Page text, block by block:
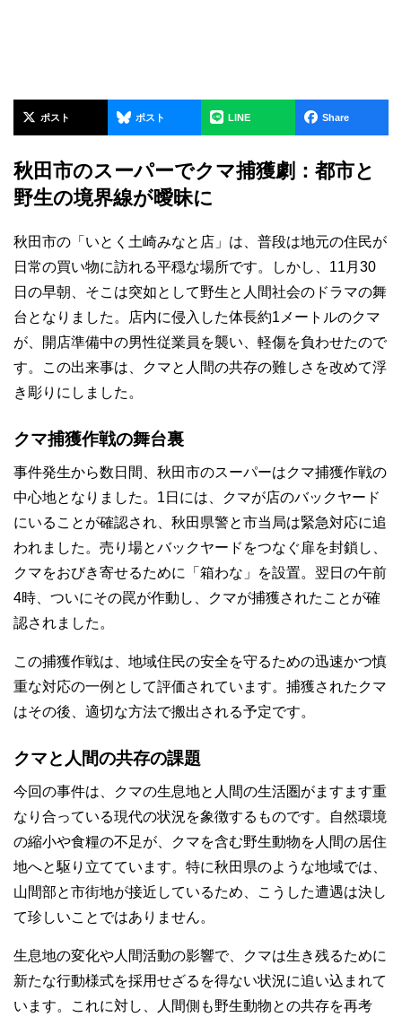
ポスト ポスト LINE Share
秋田市のスーパーでクマ捕獲劇：都市と
野生の境界線が曖昧に
秋田市の「いとく土崎みなと店」は、普段は地元の住民が
日常の買い物に訪れる平穏な場所です。しかし、11月30
日の早朝、そこは突如として野生と人間社会のドラマの舞
台となりました。店内に侵入した体長約1メートルのクマ
が、開店準備中の男性従業員を襲い、軽傷を負わせたので
す。この出来事は、クマと人間の共存の難しさを改めて浮
き彫りにしました。
クマ捕獲作戦の舞台裏
事件発生から数日間、秋田市のスーパーはクマ捕獲作戦の
中心地となりました。1日には、クマが店のバックヤード
にいることが確認され、秋田県警と市当局は緊急対応に追
われました。売り場とバックヤードをつなぐ扉を封鎖し、
クマをおびき寄せるために「箱わな」を設置。翌日の午前
4時、ついにその罠が作動し、クマが捕獲されたことが確
認されました。
この捕獲作戦は、地域住民の安全を守るための迅速かつ慎
重な対応の一例として評価されています。捕獲されたクマ
はその後、適切な方法で搬出される予定です。
クマと人間の共存の課題
今回の事件は、クマの生息地と人間の生活圏がますます重
なり合っている現代の状況を象徴するものです。自然環境
の縮小や食糧の不足が、クマを含む野生動物を人間の居住
地へと駆り立てています。特に秋田県のような地域では、
山間部と市街地が接近しているため、こうした遭遇は決し
て珍しいことではありません。
生息地の変化や人間活動の影響で、クマは生き残るために
新たな行動様式を採用せざるを得ない状況に追い込まれて
います。これに対し、人間側も野生動物との共存を再考